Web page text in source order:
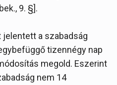
9. §].
a szabadság
tizennégy nap
megold. Eszerint
nem 14